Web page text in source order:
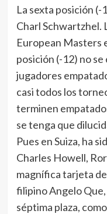
La sexta posición
Charl Schwartzhel.
European Masters
posición (-12) no
jugadores
casi todos los
terminen
se tenga que
Pues en Suiza, ha
Charles Howell,
magnífica tarjeta
filipino Angelo
séptima plaza,